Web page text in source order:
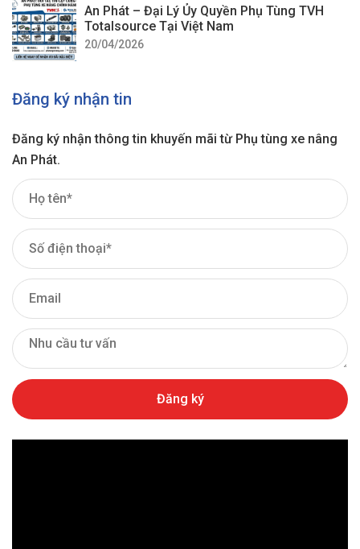
An Phát – Đại Lý Ủy Quyền Phụ Tùng TVH
Totalsource Tại Việt Nam
20/04/2026
Đăng ký nhận tin
Đăng ký nhận thông tin khuyến mãi từ Phụ tùng xe nâng
An Phát.